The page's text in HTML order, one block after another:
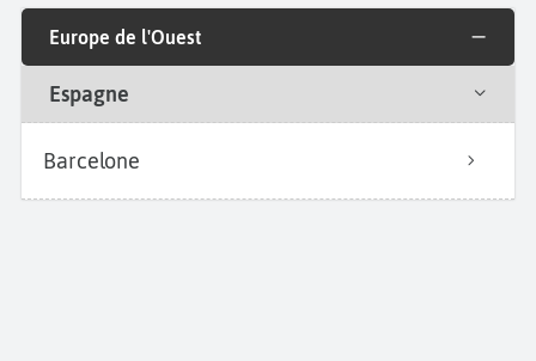
Europe de l'Ouest
Espagne
Barcelone